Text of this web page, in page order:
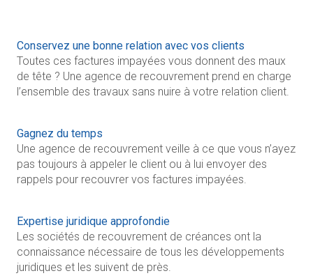
Conservez une bonne relation avec vos clients
Toutes ces factures impayées vous donnent des maux
de tête ? Une agence de recouvrement prend en charge
l’ensemble des travaux sans nuire à votre relation client.
Gagnez du temps
Une agence de recouvrement veille à ce que vous n’ayez
pas toujours à appeler le client ou à lui envoyer des
rappels pour recouvrer vos factures impayées.
Expertise juridique approfondie
Les sociétés de recouvrement de créances ont la
connaissance nécessaire de tous les développements
juridiques et les suivent de près.